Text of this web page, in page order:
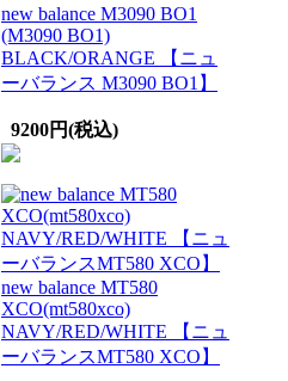
new balance M3090 BO1
(M3090 BO1)
BLACK/ORANGE 【ニュ
ーバランス M3090 BO1】
9200円(税込)
new balance MT580
XCO(mt580xco)
NAVY/RED/WHITE 【ニュ
ーバランスMT580 XCO】